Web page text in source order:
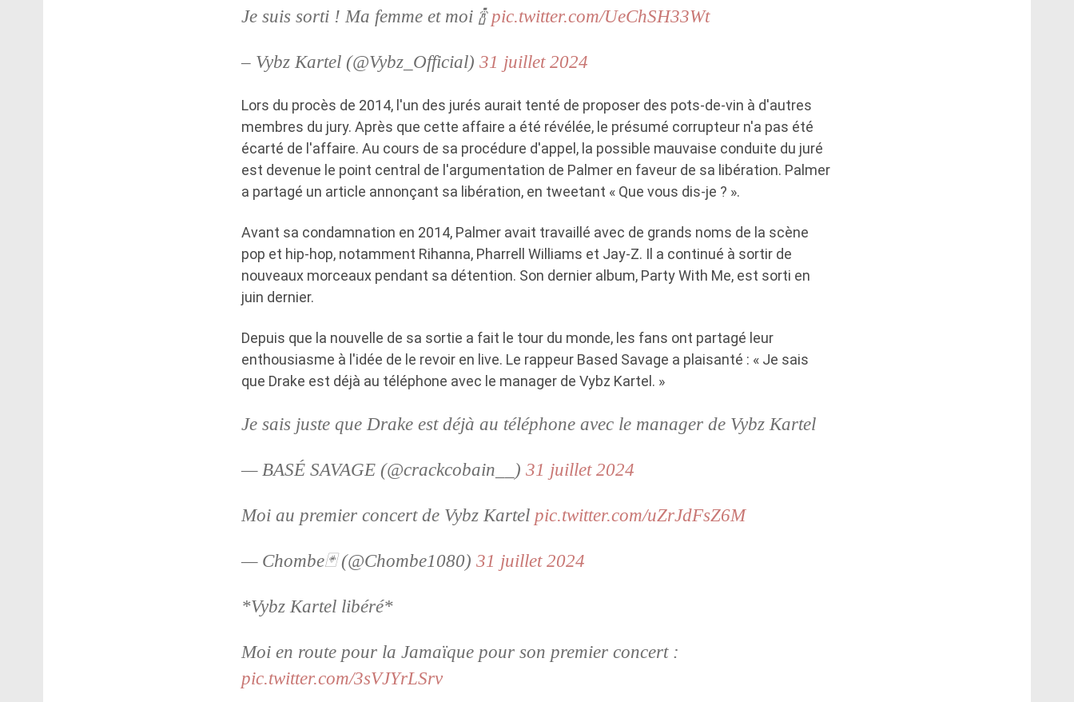
Je suis sorti ! Ma femme et moi 🍾 pic.twitter.com/UeChSH33Wt
– Vybz Kartel (@Vybz_Official) 31 juillet 2024
Lors du procès de 2014, l'un des jurés aurait tenté de proposer des pots-de-vin à d'autres
membres du jury. Après que cette affaire a été révélée, le présumé corrupteur n'a pas été
écarté de l'affaire. Au cours de sa procédure d'appel, la possible mauvaise conduite du juré
est devenue le point central de l'argumentation de Palmer en faveur de sa libération. Palmer
a partagé un article annonçant sa libération, en tweetant « Que vous dis-je ? ».
Avant sa condamnation en 2014, Palmer avait travaillé avec de grands noms de la scène
pop et hip-hop, notamment Rihanna, Pharrell Williams et Jay-Z. Il a continué à sortir de
nouveaux morceaux pendant sa détention. Son dernier album, Party With Me, est sorti en
juin dernier.
Depuis que la nouvelle de sa sortie a fait le tour du monde, les fans ont partagé leur
enthousiasme à l'idée de le revoir en live. Le rappeur Based Savage a plaisanté : « Je sais
que Drake est déjà au téléphone avec le manager de Vybz Kartel. »
Je sais juste que Drake est déjà au téléphone avec le manager de Vybz Kartel
— BASÉ SAVAGE (@crackcobain__) 31 juillet 2024
Moi au premier concert de Vybz Kartel pic.twitter.com/uZrJdFsZ6M
— Chombe🃏 (@Chombe1080) 31 juillet 2024
*Vybz Kartel libéré*
Moi en route pour la Jamaïque pour son premier concert :
pic.twitter.com/3sVJYrLSrv